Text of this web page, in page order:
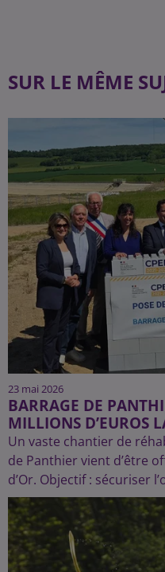
SUR LE MÊME
23 mai 2026
BARRAGE DE
MILLIONS D’EUROS
Un vaste chantier de
de Panthier vient d’être
d’Or. Objectif : sécuriser